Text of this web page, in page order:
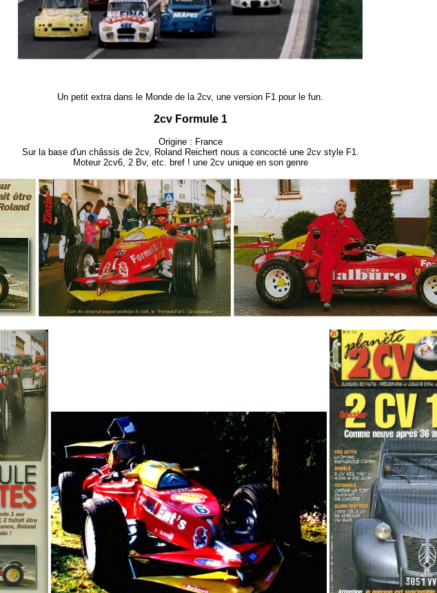
Un petit extra dans le Monde de la 2cv, une version F1 pour le fun.
2cv Formule 1
Origine : France
Sur la base d'un châssis de 2cv, Roland Reichert nous a concocté une 2cv style F1.
Moteur 2cv6, 2 Bv, etc. bref ! une 2cv unique en son genre